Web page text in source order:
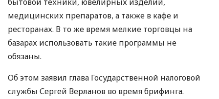
медицинских препаратов, а также в кафе и
ресторанах. В то же время мелкие торговцы на
базарах использовать такие программы не
обязаны.
Об этом заявил глава Государственной налоговой
службы Сергей Верланов во время брифинга.